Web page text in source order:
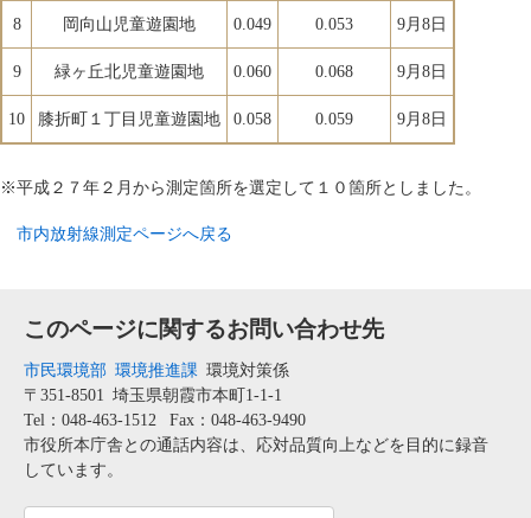
8 岡向山児童遊園地 0.049 0.053 9月8日
9 緑ヶ丘北児童遊園地 0.060 0.068 9月8日
10 膝折町１丁目児童遊園地 0.058 0.059 9月8日
※平成２７年２月から測定箇所を選定して１０箇所としました。
市内放射線測定ページへ戻る
このページに関するお問い合わせ先
市民環境部 環境推進課 環境対策係
〒351-8501 埼玉県朝霞市本町1-1-1
Tel：048-463-1512
Fax：048-463-9490
市役所本庁舎との通話内容は、応対品質向上などを目的に録音
しています。